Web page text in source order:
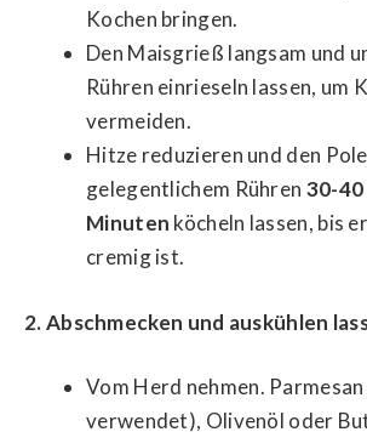
Kochen bringen.
Den Maisgrieß langsam und
Rühren einrieseln lassen, um
vermeiden.
Hitze reduzieren und den
gelegentlichem Rühren 30-40
Minuten köcheln lassen, bis
cremig ist.
2. Abschmecken und auskühlen
Vom Herd nehmen.
verwendet), Olivenöl oder